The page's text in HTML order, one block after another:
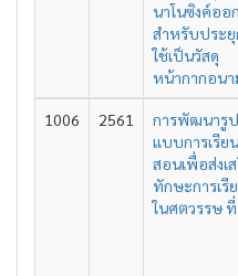
นาโนซิงค์ออ
สำหรับประ
ใช้เป็นวัสดุ
หน้ากากอนา
1006 2561
การพัฒนารูป
แบบการเรีย
สอนเพื่อส่งเ
ทักษะการเรี
ในศตวรรษ ที่